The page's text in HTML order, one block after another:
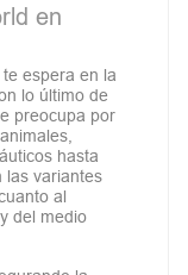
en
espera en la
lo último de
preocupa por
hasta
las variantes
al
del medio